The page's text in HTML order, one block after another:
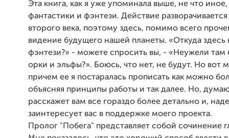
Эта книга, как я уже упоминала выше, не что иное,
фантастики и фэнтези. Действие
второго века, поэтому здесь, помимо всего
видение будущего нашей планеты. «Откуда здесь
фэнтези?» - можете спросить вы, - «Неужели там
орки и эльфы?». Боюсь, что нет, не будут. Но вот
причем ее я постаралась прописать как можно
объясняя принципы работы и так далее. Но,
расскажет вам все гораздо более детально и,
заинтересует вас в поддержке моего проекта.
Пролог "Побега" представляет собой сочинение